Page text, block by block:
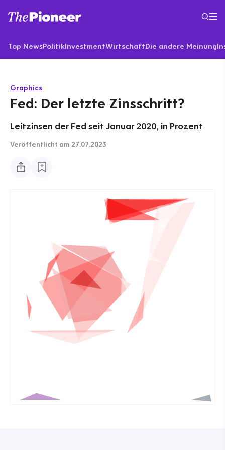
Top NewsPolitikInvestmentWirtschaftDie andere Meinung
Graphics
Fed: Der letzte Zinsschritt?
Leitzinsen der Fed seit Januar 2020, in Prozent
Veröffentlicht am 27.07.2023